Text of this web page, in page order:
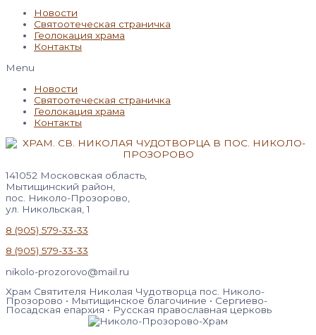
Новости
Святоотеческая страничка
Геолокация храма
Контакты
Menu
Новости
Святоотеческая страничка
Геолокация храма
Контакты
141052 Московская область,
Мытищинский район,
пос. Николо-Прозорово,
ул. Никольская, 1
8 (905) 579-33-33
8 (905) 579-33-33
nikolo-prozorovo@mail.ru
Храм Святителя Николая Чудотворца пос. Николо-
Прозорово • Мытищинское благочиние • Сергиево-
Посадская епархия • Русская православная церковь